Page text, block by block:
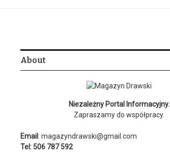
About
Niezależny Portal Informacyjny.
Zapraszamy do współpracy.
Email : magazyndrawski@gmail.com
Tel: 506 787 592